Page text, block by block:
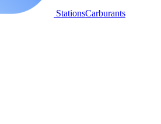
StationsCarburants